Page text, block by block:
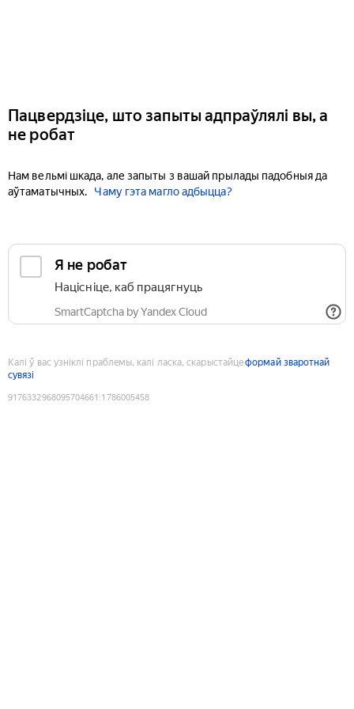
Пацвердзіце, што запыты адпраўлялі вы, а
не робат
Нам вельмі шкада, але запыты з вашай прылады падобныя да
аўтаматычных.
Чаму гэта магло адбыцца?
Я не робат
Націсніце, каб працягнуць
SmartCaptcha by Yandex Cloud
Калі ў вас узніклі праблемы, калі ласка, скарыстайцеформай зваротнай
сувязі
9176332968095704661 :1786005458